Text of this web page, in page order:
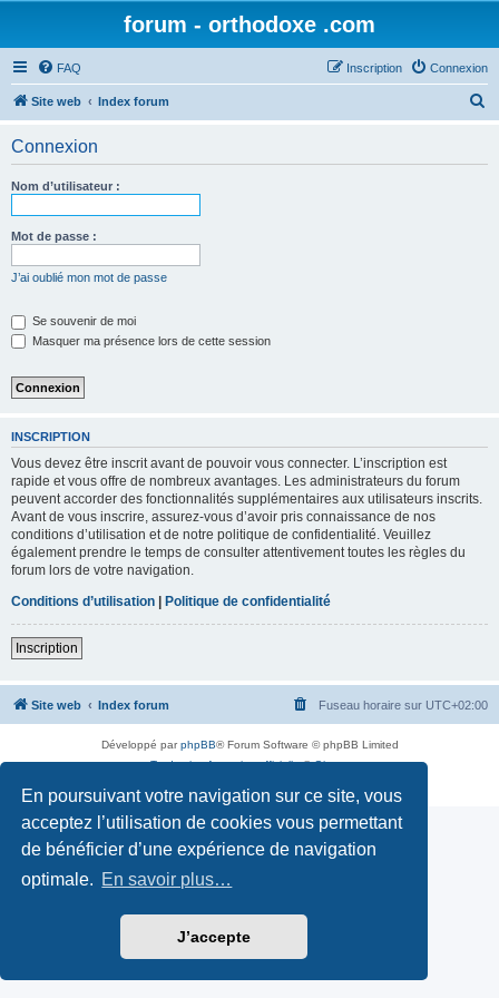
En poursuivant votre navigation sur ce site, vous
acceptez l’utilisation de cookies vous permettant
de bénéficier d’une expérience de navigation
optimale. En savoir plus…
J’accepte
forum - orthodoxe .com
FAQ Connexion
Inscription
Site web Index forum
Connexion
Nom d’utilisateur :
Mot de passe :
J’ai oublié mon mot de passe
Se souvenir de moi
Masquer ma présence lors de cette session
INSCRIPTION
Vous devez être inscrit avant de pouvoir vous connecter. L’inscription est
rapide et vous offre de nombreux avantages. Les administrateurs du forum
peuvent accorder des fonctionnalités supplémentaires aux utilisateurs inscrits.
Avant de vous inscrire, assurez-vous d’avoir pris connaissance de nos
conditions d’utilisation et de notre politique de confidentialité. Veuillez
également prendre le temps de consulter attentivement toutes les règles du
forum lors de votre navigation.
Conditions d’utilisation | Politique de confidentialité
Inscription
Site web Index forum Fuseau horaire sur UTC+02:00
Développé parphpBB® Forum Software © phpBB Limited
Traduction française officielle©Qiaeru